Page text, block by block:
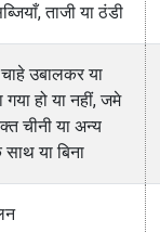
ताजी या ठंडी
उबालकर या
हो या नहीं, जमे
चीनी या अन्य
साथ या बिना